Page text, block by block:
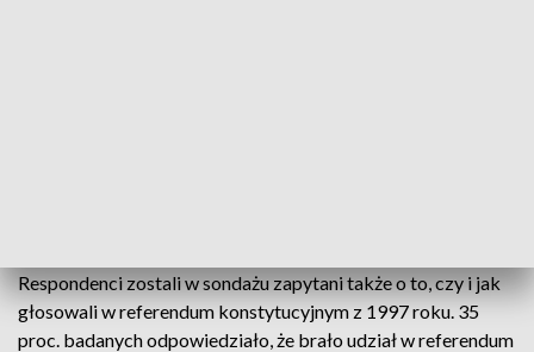
Respondenci zostali w sondażu zapytani także o to, czy i jak
głosowali w referendum konstytucyjnym z 1997 roku. 35
proc. badanych odpowiedziało, że brało udział w referendum